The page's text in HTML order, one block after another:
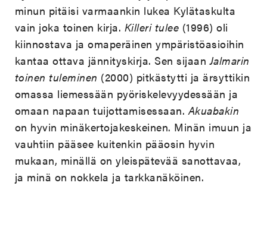
minun pitäisi varmaankin lukea Kylätaskulta
vain joka toinen kirja. Killeri tulee (1996) oli
kiinnostava ja omaperäinen ympäristöasioihin
kantaa ottava jännityskirja. Sen sijaanJalmarin
toinen tuleminen (2000) pitkästytti ja ärsyttikin
omassa liemessään pyöriskelevyydessään ja
omaan napaan tuijottamisessaan.Akuabakin
on hyvin minäkertojakeskeinen. Minän imuun ja
vauhtiin pääsee kuitenkin pääosin hyvin
mukaan, minällä on yleispätevää sanottavaa,
ja minä on nokkela ja tarkkanäköinen.